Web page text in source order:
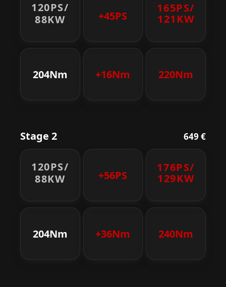
120PS/
88KW
+45PS
165PS/
121KW
204Nm +16Nm 220Nm
Stage 2 649 €
120PS/
88KW
+56PS
176PS/
129KW
204Nm +36Nm 240Nm